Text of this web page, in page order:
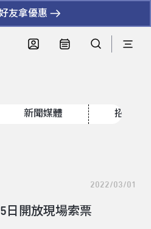
友拿優惠
新聞媒體 招標資
2022/03/01
日開放現場索票